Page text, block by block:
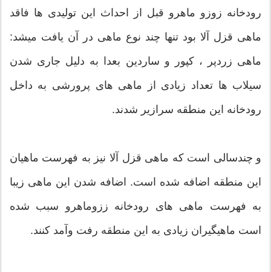
رودخانه زوزو ماهرو قبل از احداث این تولیدی ها فاقد
ماهی قزل آلا بود تنها چند نوع ماهی در آن یافت میشد:
ماهی زردپر ، کپور و ساردین بعدا به دلیل جاری شدن
سیلاب ها تعداد زیادی از ماهی های پرورشی به داخل
رودخانه این منطقه سرازیر شدند.
و چندسالی است که ماهی قزل آلا نیز به فهرست ماهیان
این منطقه اضافه شده است. اضافه شدن این ماهی زیبا
به فهرست ماهی های رودخانه ززوماهرو سبب شده
است ماهیگیران زیادی به این منطقه رفت وآمد کنند.